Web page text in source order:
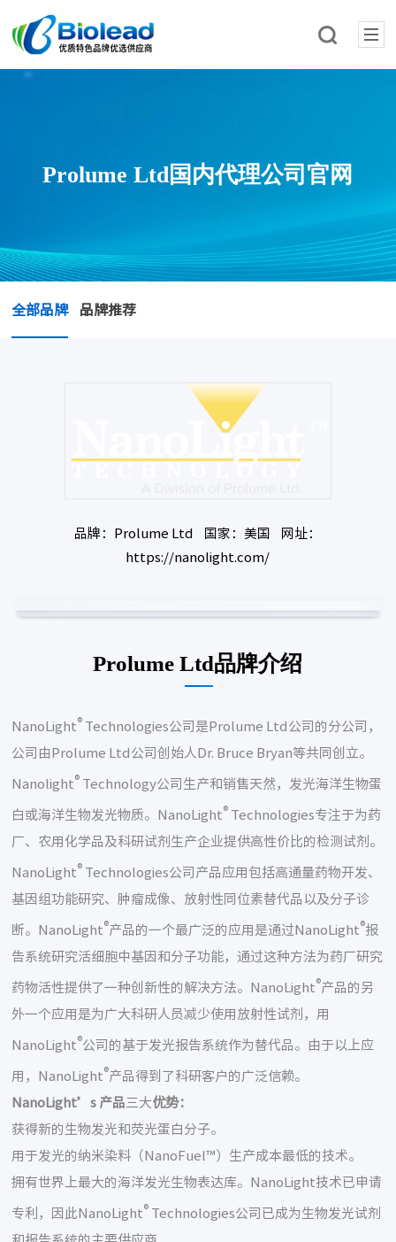
Prolume Ltd国内代理公司官网
全部品牌 品牌推荐
品牌：Prolume Ltd 国家：美国 网址：
https://nanolight.com/
Prolume Ltd品牌介绍
NanoLight® Technologies公司是Prolume Ltd公司的分公司，
公司由Prolume Ltd公司创始人Dr. Bruce Bryan等共同创立。
Nanolight® Technology公司生产和销售天然，发光海洋生物蛋
白或海洋生物发光物质。NanoLight® Technologies专注于为药
厂、农用化学品及科研试剂生产企业提供高性价比的检测试剂。
NanoLight® Technologies公司产品应用包括高通量药物开发、
基因组功能研究、肿瘤成像、放射性同位素替代品以及分子诊
断。NanoLight®产品的一个最广泛的应用是通过NanoLight®报
告系统研究活细胞中基因和分子功能，通过这种方法为药厂研究
药物活性提供了一种创新性的解决方法。NanoLight®产品的另
外一个应用是为广大科研人员减少使用放射性试剂，用
NanoLight®公司的基于发光报告系统作为替代品。由于以上应
用，NanoLight®产品得到了科研客户的广泛信赖。
NanoLight’s 产品 三大优势：
获得新的生物发光和荧光蛋白分子。
用于发光的纳米染料（NanoFuel™）生产成本最低的技术。
拥有世界上最大的海洋发光生物表达库。NanoLight技术已申请
专利，因此NanoLight® Technologies公司已成为生物发光试剂